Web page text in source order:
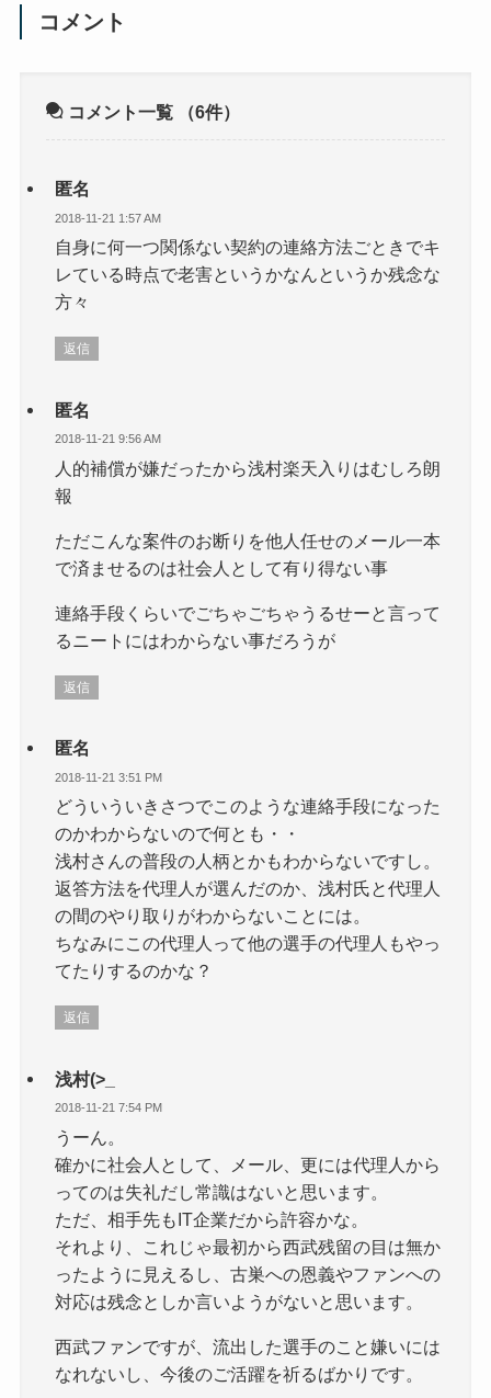
コメント
コメント一覧 （6件）
匿名
2018-11-21 1:57 AM
自身に何一つ関係ない契約の連絡方法ごときでキ
レている時点で老害というかなんというか残念な
方々
返信
匿名
2018-11-21 9:56 AM
人的補償が嫌だったから浅村楽天入りはむしろ朗
報
ただこんな案件のお断りを他人任せのメール一本
で済ませるのは社会人として有り得ない事
連絡手段くらいでごちゃごちゃうるせーと言って
るニートにはわからない事だろうが
返信
匿名
2018-11-21 3:51 PM
どういういきさつでこのような連絡手段になった
のかわからないので何とも・・
浅村さんの普段の人柄とかもわからないですし。
返答方法を代理人が選んだのか、浅村氏と代理人
の間のやり取りがわからないことには。
ちなみにこの代理人って他の選手の代理人もやっ
てたりするのかな？
返信
浅村(>_
2018-11-21 7:54 PM
うーん。
確かに社会人として、メール、更には代理人から
ってのは失礼だし常識はないと思います。
ただ、相手先もIT企業だから許容かな。
それより、これじゃ最初から西武残留の目は無か
ったように見えるし、古巣への恩義やファンへの
対応は残念としか言いようがないと思います。
西武ファンですが、流出した選手のこと嫌いには
なれないし、今後のご活躍を祈るばかりです。